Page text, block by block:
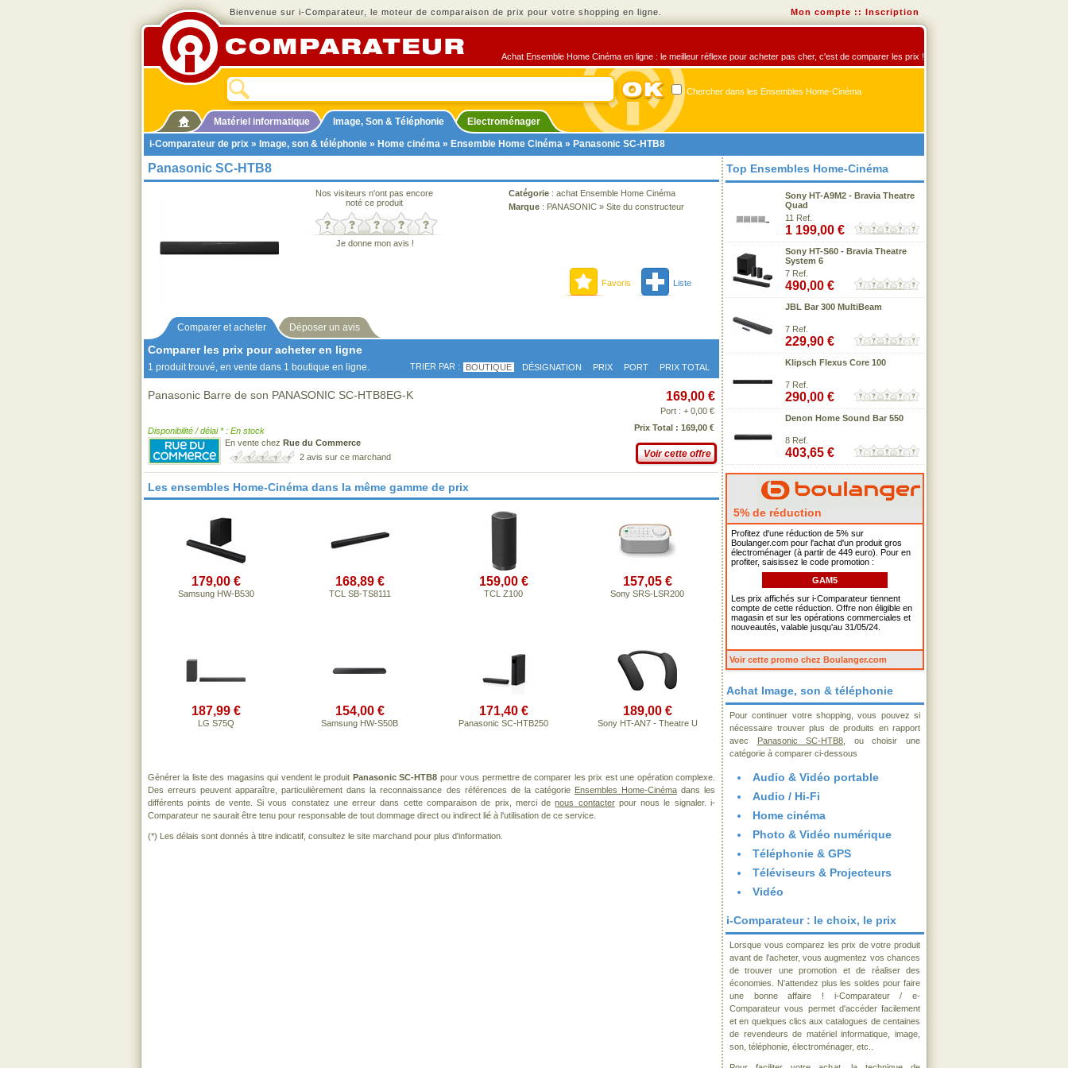
Bienvenue sur i-Comparateur, le moteur de comparaison de prix pour votre shopping en ligne. Mon compte :: Inscription
Achat Ensemble Home Cinéma en ligne : le meilleur réflexe pour acheter pas cher, c'est de comparer les prix !
Chercher dans les Ensembles Home-Cinéma
Matériel informatique Image, Son & Téléphonie
Electroménager
i-Comparateur de prix » Image, son & téléphonie » Home cinéma » Ensemble Home Cinéma » Panasonic SC-HTB8
Panasonic SC-HTB8
Nos visiteurs n'ont pas encore
noté ce produit
Je donne mon avis !
Catégorie : achat Ensemble Home Cinéma
Marque : PANASONIC » Site du constructeur
Favoris Liste
Comparer et acheter Déposer un avis
Comparer les prix pour acheter en ligne
1 produit trouvé, en vente dans 1 boutique en ligne. TRIER PAR : BOUTIQUE DÉSIGNATION PRIX PORT PRIX TOTAL
Panasonic Barre de son PANASONIC SC-HTB8EG-K
Disponibilité / délai * : En stock
En vente chez Rue du Commerce
2 avis sur ce marchand
169,00 €
Port : + 0,00 €
Prix Total : 169,00 €
Voir cette offre
Les ensembles Home-Cinéma dans la même gamme de prix
179,00 €
Samsung HW-B530
168,89 €
TCL SB-TS8111
159,00 €
TCL Z100
157,05 €
Sony SRS-LSR200
187,99 €
LG S75Q
154,00 €
Samsung HW-S50B
171,40 €
Panasonic SC-HTB250
189,00 €
Sony HT-AN7 - Theatre U
Générer la liste des magasins qui vendent le produit Panasonic SC-HTB8 pour vous permettre de comparer les prix est une opération complexe.
Des erreurs peuvent apparaître, particulièrement dans la reconnaissance des références de la catégorie Ensembles Home-Cinémadans les
différents points de vente. Si vous constatez une erreur dans cette comparaison de prix, merci denous contacterpour nous le signaler. i-
Comparateur ne saurait être tenu pour responsable de tout dommage direct ou indirect lié à l'utilisation de ce service.
(*) Les délais sont donnés à titre indicatif, consultez le site marchand pour plus d'information.
Top Ensembles Home-Cinéma
Sony HT-A9M2 - Bravia Theatre
Quad
11 Ref.
1 199,00 €
Sony HT-S60 - Bravia Theatre
System 6
7 Ref.
490,00 €
JBL Bar 300 MultiBeam
7 Ref.
229,90 €
Klipsch Flexus Core 100
7 Ref.
290,00 €
Denon Home Sound Bar 550
8 Ref.
403,65 €
5% de réduction
Profitez d'une réduction de 5% sur
Boulanger.com pour l'achat d'un produit gros
électroménager (à partir de 449 euro). Pour en
profiter, saisissez le code promotion :
GAM5
Les prix affichés sur i-Comparateur tiennent
compte de cette réduction. Offre non éligible en
magasin et sur les opérations commerciales et
nouveautés, valable jusqu'au 31/05/24.
Voir cette promo chez Boulanger.com
Achat Image, son & téléphonie
Pour continuer votre shopping, vous pouvez si
nécessaire trouver plus de produits en rapport
avec
Panasonic SC-HTB8 , ou choisir une
catégorie à comparer ci-dessous
Audio & Vidéo portable
Audio / Hi-Fi
Home cinéma
Photo & Vidéo numérique
Téléphonie & GPS
Téléviseurs & Projecteurs
Vidéo
i-Comparateur : le choix, le prix
Lorsque vous comparez les prix de votre produit
avant de l'acheter, vous augmentez vos chances
de trouver une promotion et de réaliser des
économies. N'attendez plus les soldes pour faire
une bonne affaire ! i-Comparateur / e-
Comparateur vous permet d'accéder facilement
et en quelques clics aux catalogues de centaines
de revendeurs de matériel informatique, image,
son, téléphonie, électroménager, etc..